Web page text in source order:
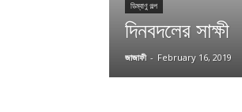
ডিম্বাণু গল্প
দিনবদলের সাক্ষী
জাজাফী - February 16, 2019